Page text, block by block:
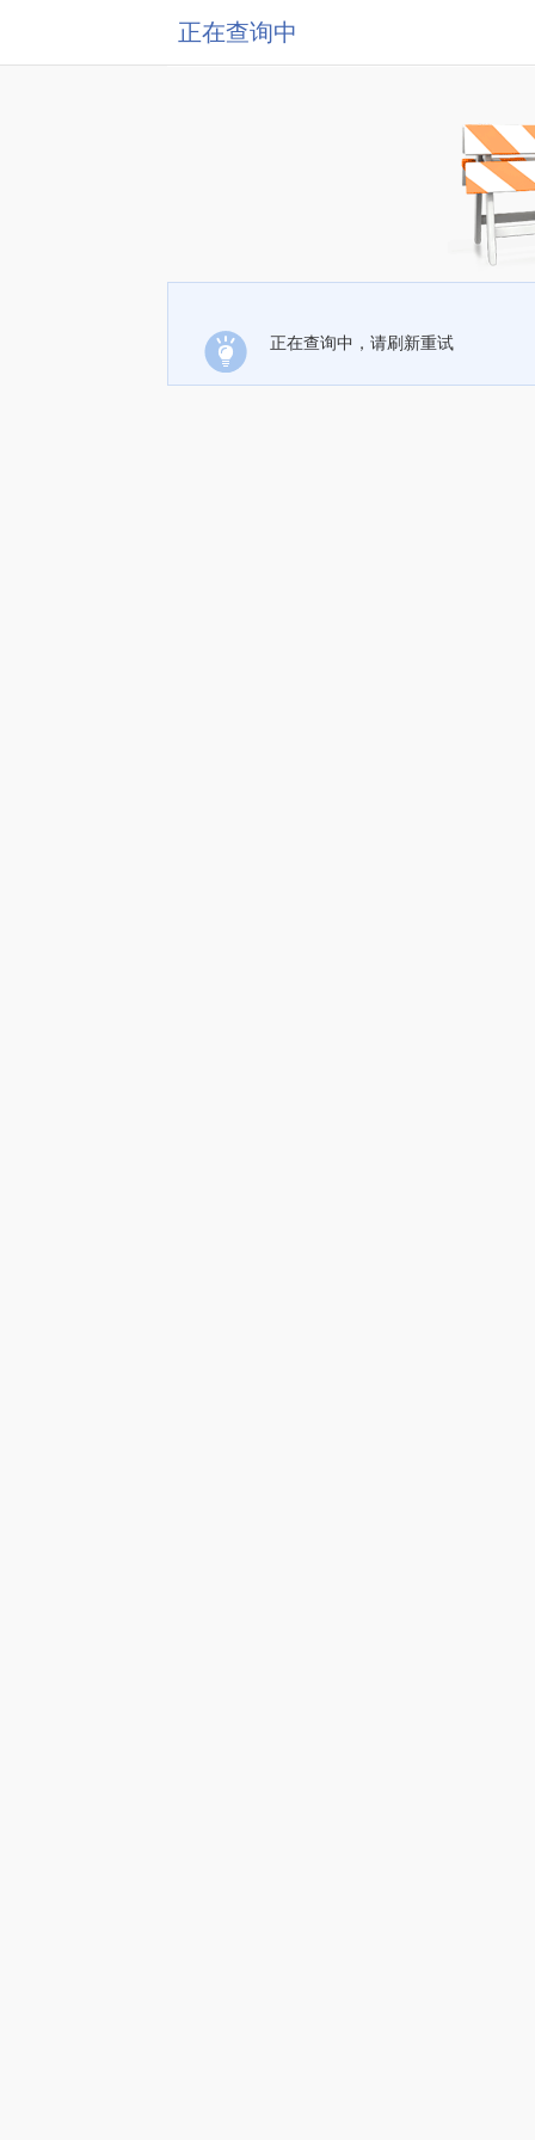
正在查询中
正在查询中，请刷新重试